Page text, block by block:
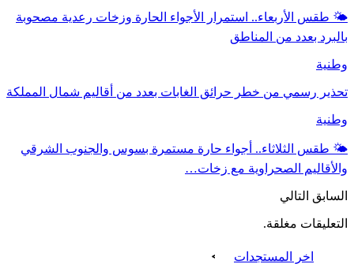
🌤️ طقس الأربعاء.. استمرار الأجواء الحارة وزخات رعدية مصحوبة
بالبرد بعدد من المناطق
وطنية
تحذير رسمي من خطر حرائق الغابات بعدد من أقاليم شمال المملكة
وطنية
🌤️ طقس الثلاثاء.. أجواء حارة مستمرة بسوس والجنوب الشرقي
والأقاليم الصحراوية مع زخات…
السابق التالي
التعليقات مغلقة.
اخر المستجدات